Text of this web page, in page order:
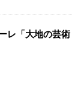
レ「大地の芸術